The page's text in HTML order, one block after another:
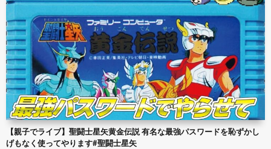
【親子でライブ】聖闘士星矢黄金伝説 有名な最強パスワードを恥ずかし
げもなく使ってやります#聖闘士星矢